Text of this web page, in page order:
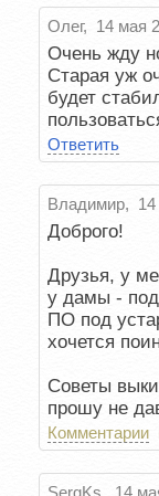
Олег, 14 мая
Очень жду
Старая уж
будет
Ответить
Владимир, 14
Доброго!
Друзья, у
у дамы -
ПО под
хочется
Советы
прошу не
Комментарии
SergKs, 14